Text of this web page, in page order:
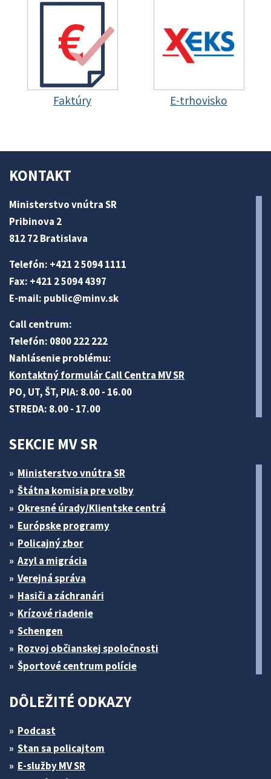
Faktúry E-trhovisko
KONTAKT
Ministerstvo vnútra SR
Pribinova 2
812 72 Bratislava
Telefón: +421 2 5094 1111
Fax: +421 2 5094 4397
E-mail: public@minv.sk
Call centrum:
Telefón: 0800 222 222
Nahlásenie problému:
Kontaktný formulár Call Centra MV SR
PO, UT, ŠT, PIA: 8.00 - 16.00
STREDA: 8.00 - 17.00
SEKCIE MV SR
Ministerstvo vnútra SR
Štátna komisia pre volby
Okresné úrady/Klientske centrá
Európske programy
Policajný zbor
Azyl a migrácia
Verejná správa
Hasiči a záchranári
Krízové riadenie
Schengen
Rozvoj občianskej spoločnosti
Športové centrum polície
DÔLEŽITÉ ODKAZY
Podcast
Stan sa policajtom
E-služby MV SR